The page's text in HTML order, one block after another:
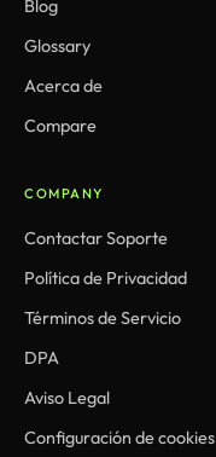
Blog
Glossary
Acerca de
Compare
COMPANY
Contactar Soporte
Política de Privacidad
Términos de Servicio
DPA
Aviso Legal
Configuración de cookies